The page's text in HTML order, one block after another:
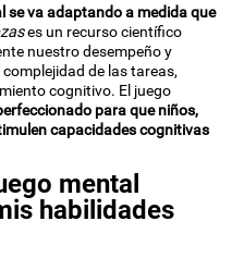
se va adaptando a medida que
es un recurso científico
nuestro desempeño y
de las tareas,
cognitivo. El juego
para que niños,
capacidades cognitivas
mental
habilidades